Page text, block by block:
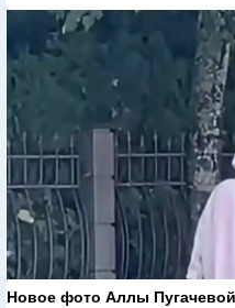
Новое фото Аллы